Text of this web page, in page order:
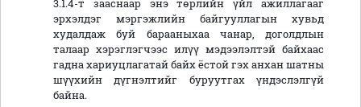
3.1.4-т зааснаар энэ төрлийн үйл ажиллагааг
эрхэлдэг мэргэжлийн байгууллагын хувьд
худалдаж буй барааныхаа чанар, доголдлын
талаар хэрэглэгчээс илүү мэдээлэлтэй байхаас
гадна хариуцлагатай байх ёстой гэх анхан шатны
шүүхийн дүгнэлтийг буруутгах үндэслэлгүй
байна.